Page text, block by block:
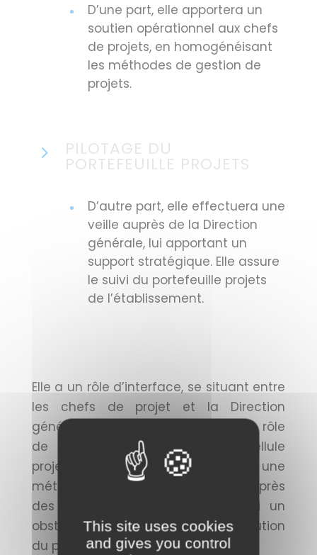
D’une part, elle apportera un
soutien opérationnel aux chefs
de projets, en homogénéisant
les méthodes de gestion de
projets.
5 PILOTAGE DU
PORTEFEUILLE PROJETS
D’autre part, elle effectuera une
veille auprès de la Direction
générale, lui apportant un
support stratégique. Elle assure
le suivi du portefeuille projets
de l’établissement.
Elle a un rôle d’interface, se situant entre
les chefs de projet et la Direction
générale. C’est en quelque sorte un rôle
de facilitateur qu’endosse la Cellule
projets ; elle intervient pour apporter une
méthodologie institutionnalisée auprès
des chefs de projet et alerter si un
obstacle empêchait la bonne évolution
du projet.
This site uses cookies
and gives you control